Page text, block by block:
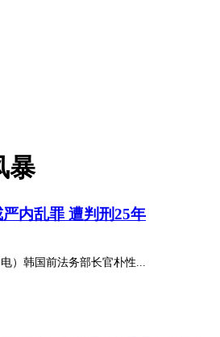
暴
内乱罪 遭判刑25年
）韩国前法务部长官朴性...